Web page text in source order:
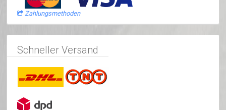
Zahlungsmethoden
Schneller Versand